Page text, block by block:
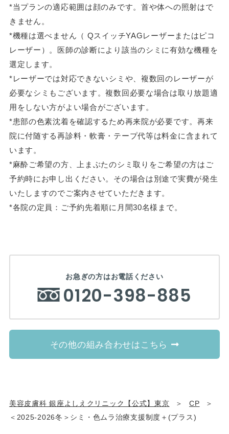
*当プランの適応範囲は顔のみです。首や体への照射はで
きません。
*機種は選べません（ QスイッチYAGレーザーまたはピコ
レーザー）。医師の診断により該当のシミに有効な機種を
選定します。
*レーザーでは対応できないシミや、複数回のレーザーが
必要なシミもございます。複数回必要な場合は取り放題適
用をしない方がよい場合がございます。
*患部の色素沈着を確認するため再来院が必要です。再来
院に付随する再診料・軟膏・テープ代等は料金に含まれて
います。
*麻酔ご希望の方、上まぶたのシミ取りをご希望の方はご
予約時にお申し出ください。その場合は別途で実費が発生
いたしますのでご案内させていただきます。
*各院の定員：ご予約先着順に月間30名様まで。
お急ぎの方はお電話ください
0120-398-885
その他の組み合わせはこちら
美容皮膚科 銀座よしえクリニック【公式】東京
CP
＜2025-2026冬＞シミ・色ムラ治療支援制度＋(プラス)